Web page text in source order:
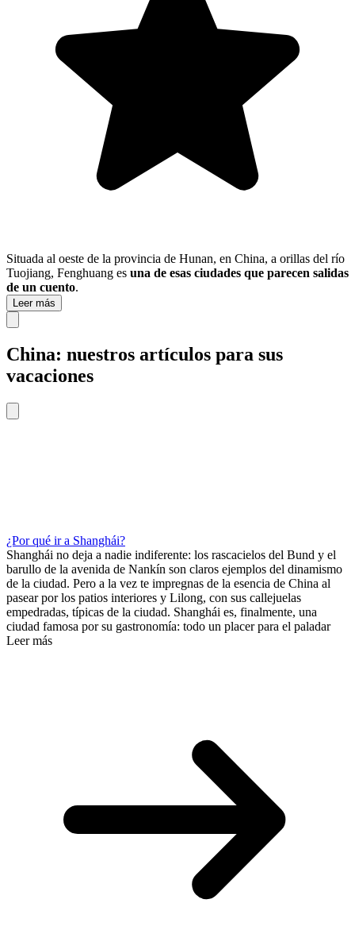
Situada al oeste de la provincia de Hunan, en China, a orillas del río
Tuojiang, Fenghuang es una de esas ciudades que parecen salidas
de un cuento.
Leer más
China: nuestros artículos para sus
vacaciones
¿Por qué ir a Shanghái?
Shanghái no deja a nadie indiferente: los rascacielos del Bund y el
barullo de la avenida de Nankín son claros ejemplos del dinamismo
de la ciudad. Pero a la vez te impregnas de la esencia de China al
pasear por los patios interiores y Lilong, con sus callejuelas
empedradas, típicas de la ciudad. Shanghái es, finalmente, una
ciudad famosa por su gastronomía: todo un placer para el paladar
Leer más